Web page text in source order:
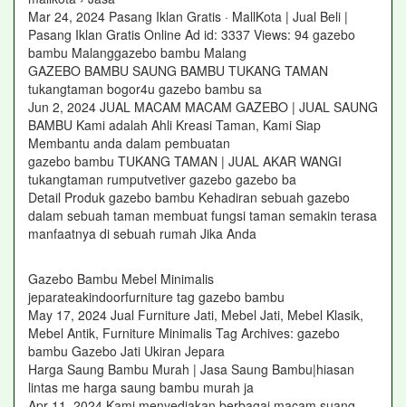
Mar 24, 2024 Pasang Iklan Gratis · MallKota | Jual Beli |
Pasang Iklan Gratis Online Ad id: 3337 Views: 94 gazebo
bambu Malanggazebo bambu Malang
GAZEBO BAMBU SAUNG BAMBU TUKANG TAMAN
tukangtaman bogor4u gazebo bambu sa
Jun 2, 2024 JUAL MACAM MACAM GAZEBO | JUAL SAUNG
BAMBU Kami adalah Ahli Kreasi Taman, Kami Siap
Membantu anda dalam pembuatan
gazebo bambu TUKANG TAMAN | JUAL AKAR WANGI
tukangtaman rumputvetiver gazebo gazebo ba
Detail Produk gazebo bambu Kehadiran sebuah gazebo
dalam sebuah taman membuat fungsi taman semakin terasa
manfaatnya di sebuah rumah Jika Anda
Gazebo Bambu Mebel Minimalis
jeparateakindoorfurniture tag gazebo bambu
May 17, 2024 Jual Furniture Jati, Mebel Jati, Mebel Klasik,
Mebel Antik, Furniture Minimalis Tag Archives: gazebo
bambu Gazebo Jati Ukiran Jepara
Harga Saung Bambu Murah | Jasa Saung Bambu|hiasan
lintas me harga saung bambu murah ja